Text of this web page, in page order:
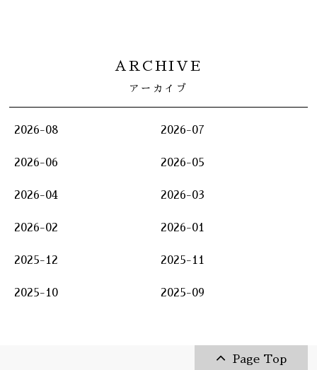
ARCHIVE
アーカイブ
2026-08 2026-07
2026-06 2026-05
2026-04 2026-03
2026-02 2026-01
2025-12 2025-11
2025-10 2025-09
Page Top